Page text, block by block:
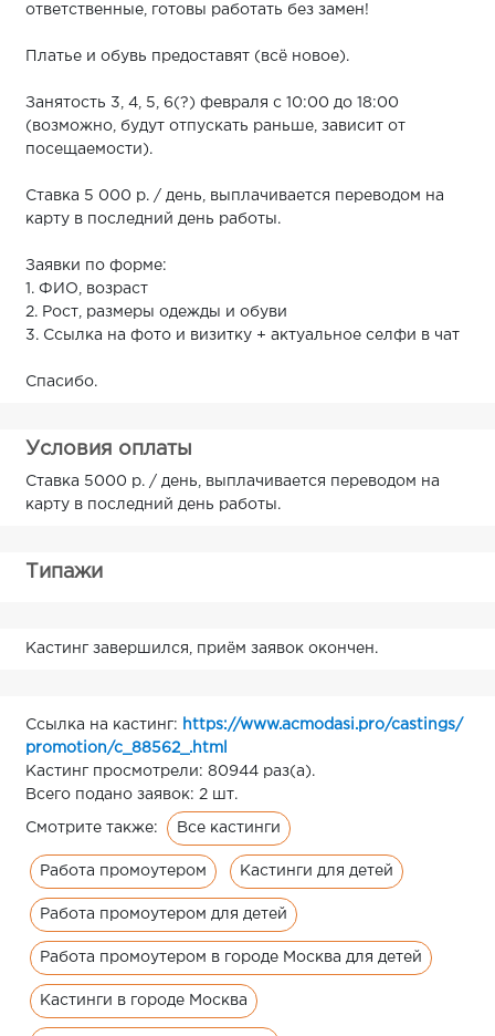
ответственные, готовы работать без замен!
Платье и обувь предоставят (всё новое).
Занятость 3, 4, 5, 6(?) февраля с 10:00 до 18:00
(возможно, будут отпускать раньше, зависит от
посещаемости).
Ставка 5 000 р. / день, выплачивается переводом на
карту в последний день работы.
Заявки по форме:
1. ФИО, возраст
2. Рост, размеры одежды и обуви
3. Ссылка на фото и визитку + актуальное селфи в чат
Спасибо.
Условия оплаты
Ставка 5000 р. / день, выплачивается переводом на
карту в последний день работы.
Типажи
Кастинг завершился, приём заявок окончен.
Ссылка на кастинг: https://www.acmodasi.pro/castings/
promotion/c_88562_.html
Кастинг просмотрели: 80944 раз(а).
Всего подано заявок: 2 шт.
Смотрите также: Все кастинги
Работа промоутером Кастинги для детей
Работа промоутером для детей
Работа промоутером в городе Москва для детей
Кастинги в городе Москва